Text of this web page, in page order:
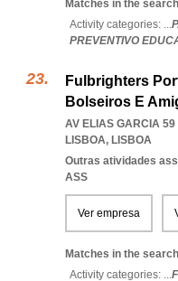
Matches in the
Activity categories: ...
PREVENTIVO
Fulbrighters
Bolseiros E
AV ELIAS GARCIA 59
LISBOA, LISBOA
Outras atividades
ASS
Ver empresa
Matches in the
Activity categories: ...